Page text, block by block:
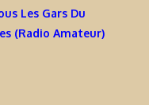
Les Gars Du
(Radio Amateur)